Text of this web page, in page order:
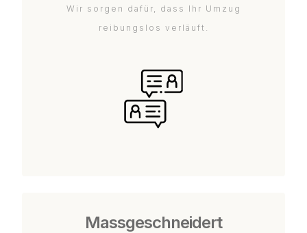
Wir sorgen dafür, dass Ihr Umzug
reibungslos verläuft.
Massgeschneidert